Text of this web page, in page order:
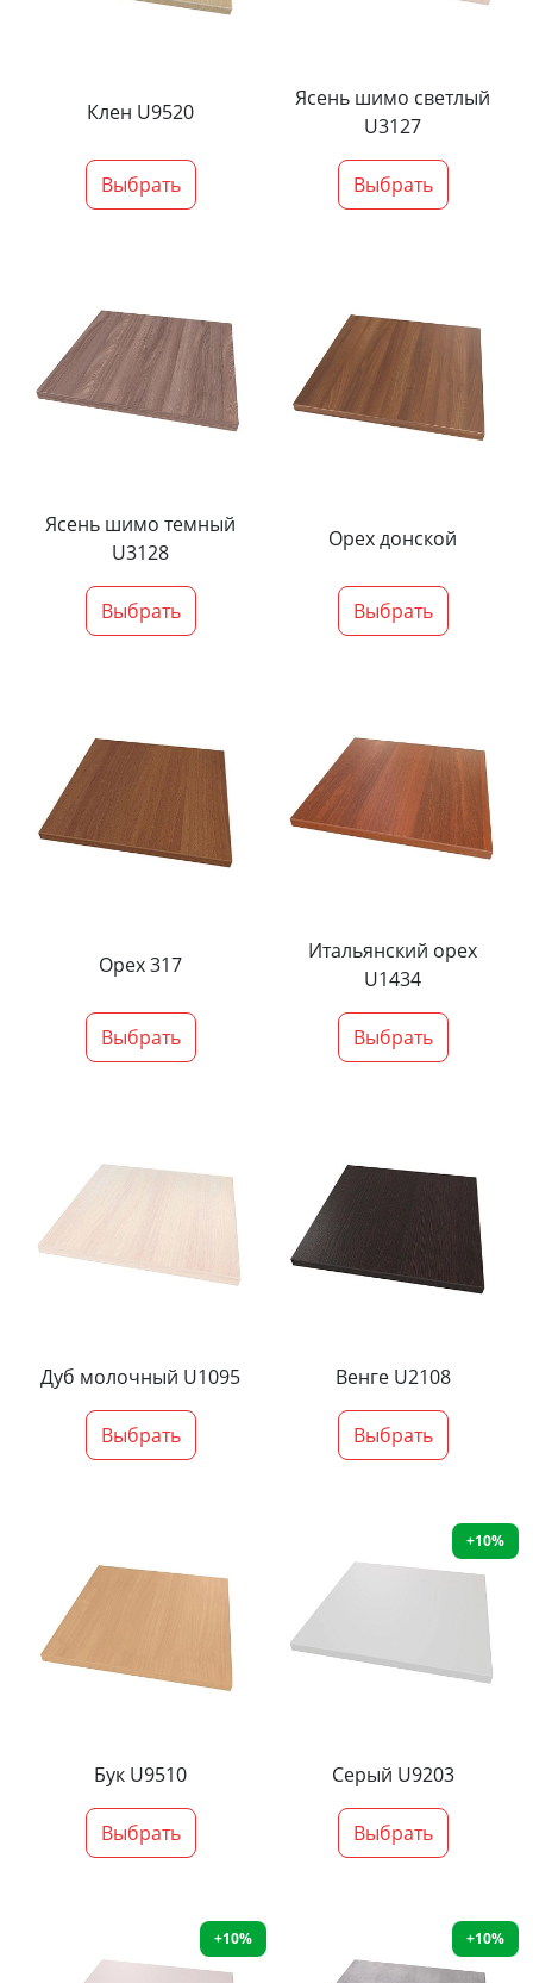
Клен U9520
Выбрать
Ясень шимо светлый
U3127
Выбрать
Ясень шимо темный
U3128
Выбрать
Орех донской
Выбрать
Орех 317
Выбрать
Итальянский орех
U1434
Выбрать
Дуб молочный U1095
Выбрать
Венге U2108
Выбрать
Бук U9510
Выбрать
+10%
Серый U9203
Выбрать
+10% +10%